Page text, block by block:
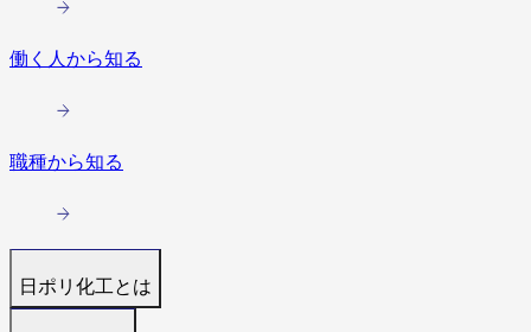
働く人から知る
職種から知る
日ポリ化工とは